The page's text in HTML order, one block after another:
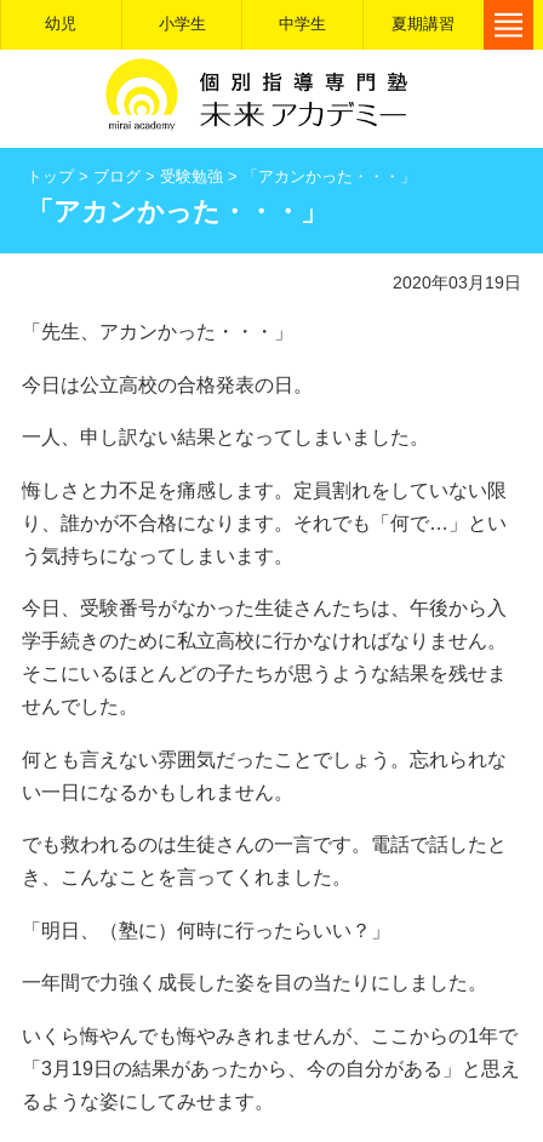
幼児 小学生 中学生 夏期講習
トップ> ブログ >受験勉強 > 「アカンかった・・・」
「アカンかった・・・」
2020年03月19日
「先生、アカンかった・・・」
今日は公立高校の合格発表の日。
一人、申し訳ない結果となってしまいました。
悔しさと力不足を痛感します。定員割れをしていない限
り、誰かが不合格になります。それでも「何で…」とい
う気持ちになってしまいます。
今日、受験番号がなかった生徒さんたちは、午後から入
学手続きのために私立高校に行かなければなりません。
そこにいるほとんどの子たちが思うような結果を残せま
せんでした。
何とも言えない雰囲気だったことでしょう。忘れられな
い一日になるかもしれません。
でも救われるのは生徒さんの一言です。電話で話したと
き、こんなことを言ってくれました。
「明日、（塾に）何時に行ったらいい？」
一年間で力強く成長した姿を目の当たりにしました。
いくら悔やんでも悔やみきれませんが、ここからの1年で
「3月19日の結果があったから、今の自分がある」と思え
るような姿にしてみせます。